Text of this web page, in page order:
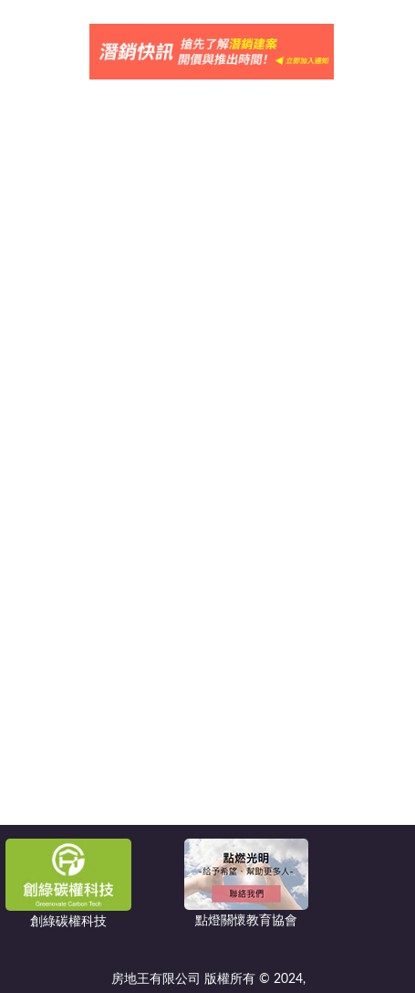
創綠碳權科技 點燈關懷教育協會
房地王有限公司 版權所有 © 2024,